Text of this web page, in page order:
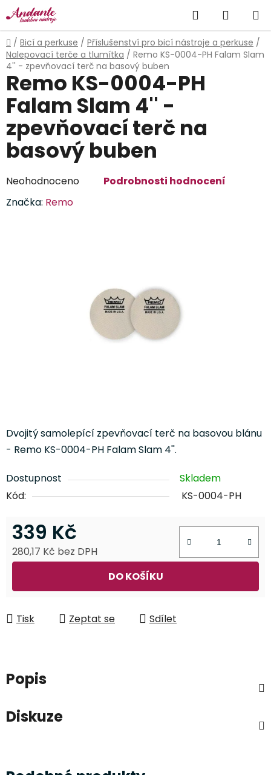
Přejít
na
obsah
Hledat
KOŠÍK
Domů
/ Bicí a perkuse / Příslušenství pro bicí nástroje a perkuse /
Nalepovací terče a tlumítka / Remo KS-0004-PH Falam Slam
4'' - zpevňovací terč na basový buben
Dvojitý samolepící zpevňovací terč na basovou blánu
- Remo KS-0004-PH Falam Slam 4''.
Dostupnost
Skladem
Kód:
KS-0004-PH
339 Kč
280,17 Kč bez DPH
DO KOŠÍKU
Tisk Zeptat se Sdílet
Remo KS-0004-PH
Falam Slam 4'' -
zpevňovací terč na
basový buben
Průměrné
produktu
Neohodnoceno
Podrobnosti hodnocení
Značka: Remo
Popis
Diskuze